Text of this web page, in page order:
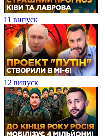
11 випуск
12 випуск